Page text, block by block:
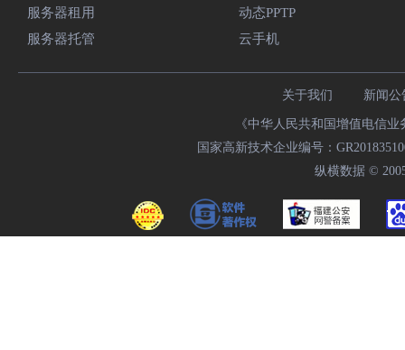
服务器租用
服务器托管
动态PPTP
云手机
关于我们 新闻公
《中华人民共和国增值电信
国家高新技术企业编号：
纵横数据 ©